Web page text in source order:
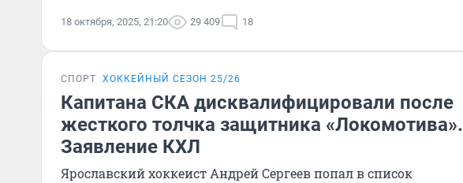
18 октября, 2025, 21:20 29 409 18
СПОРТ ХОККЕЙНЫЙ СЕЗОН 25/26
Капитана СКА дисквалифицировали после
жесткого толчка защитника «Локомотива».
Заявление КХЛ
Ярославский хоккеист Андрей Сергеев попал в список